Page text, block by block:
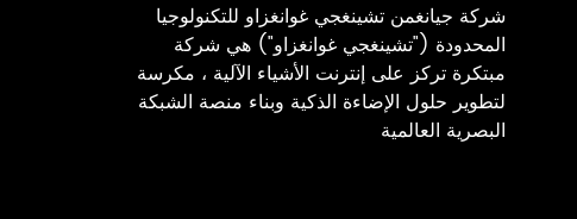
شركة جيانغمن تشينغجي غوانغزاو للتكنولوجيا
المحدودة ("تشينغجي غوانغزاو") هي شركة
مبتكرة تركز على إنترنت الأشياء الآلية ، مكرسة
لتطوير حلول الإضاءة الذكية وبناء منصة الشبكة
البصرية العالمية